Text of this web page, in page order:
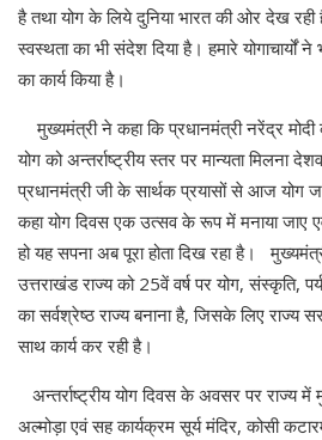
है तथा योग के लिये दुनिया भारत की ओर देख
स्वस्थता का भी संदेश दिया है। हमारे
का कार्य किया है।
मुख्यमंत्री ने कहा कि प्रधानमंत्री नरेंद्र
योग को अन्तर्राष्ट्रीय स्तर पर मान्यता मिलना
प्रधानमंत्री जी के सार्थक प्रयासों से आज योग
कहा योग दिवस एक उत्सव के रूप में मनाया जाए
हो यह सपना अब पूरा होता दिख रहा है।
उत्तराखंड राज्य को 25वें वर्ष पर योग, संस्कृति,
का सर्वश्रेष्ठ राज्य बनाना है, जिसके लिए राज्य
साथ कार्य कर रही है।
अन्तर्राष्ट्रीय योग दिवस के अवसर पर राज्य में
अल्मोड़ा एवं सह कार्यक्रम सूर्य मंदिर, कोसी